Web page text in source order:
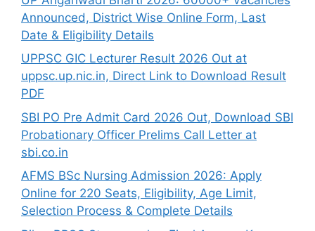
Announced, District Wise Online Form, Last
Date & Eligibility Details
UPPSC GIC Lecturer Result 2026 Out at
uppsc.up.nic.in, Direct Link to Download Result
PDF
SBI PO Pre Admit Card 2026 Out, Download SBI
Probationary Officer Prelims Call Letter at
sbi.co.in
AFMS BSc Nursing Admission 2026: Apply
Online for 220 Seats, Eligibility, Age Limit,
Selection Process & Complete Details